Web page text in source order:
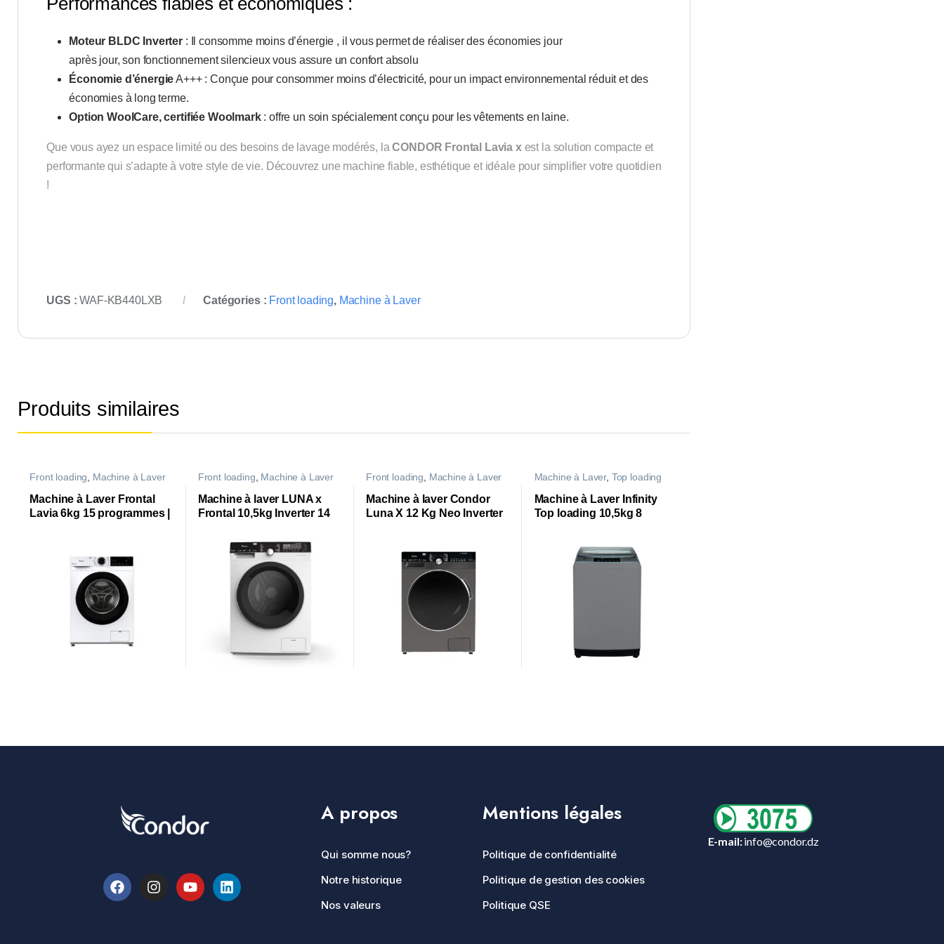
Moteur BLDC Inverter : Il consomme moins d’énergie , il vous permet de réaliser des économies jour
après jour, son fonctionnement silencieux vous assure un confort absolu
Économie d’énergieA+++ : Conçue pour consommer moins d’électricité, pour un impact environnemental réduit et des
économies à long terme.
Option WoolCare, certifiée Woolmark : offre un soin spécialement conçu pour les vêtements en laine.
Que vous ayez un espace limité ou des besoins de lavage modérés, laCONDOR Frontal Lavia x est la solution compacte et
performante qui s’adapte à votre style de vie. Découvrez une machine fiable, esthétique et idéale pour simplifier votre quotidien
!
UGS :WAF-KB440LXB Catégories : Front loading, Machine à Laver
Produits similaires
Front loading, Machine à Laver
Machine à Laver Frontal
Lavia 6kg 15 programmes |
Front loading, Machine à Laver
Machine à laver LUNA x
Frontal 10,5kg Inverter 14
XLB441L1W |
Front loading, Machine à Laver
Machine à laver Condor
Luna X 12 Kg Neo Inverter
Machine à Laver, Top loading
Machine à Laver Infinity
Top loading 10,5kg 8
A propos
Qui somme nous?
Notre historique
Nos valeurs
Mentions légales
Politique de confidentialité
Politique de gestion des cookies
Politique QSE
E-mail:info@condor.dz